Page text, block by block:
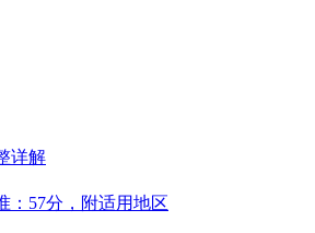
详解
：57分，附适用地区